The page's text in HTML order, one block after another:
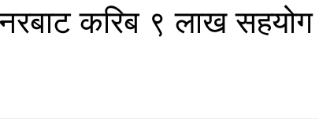
करिब ९ लाख सहयोग